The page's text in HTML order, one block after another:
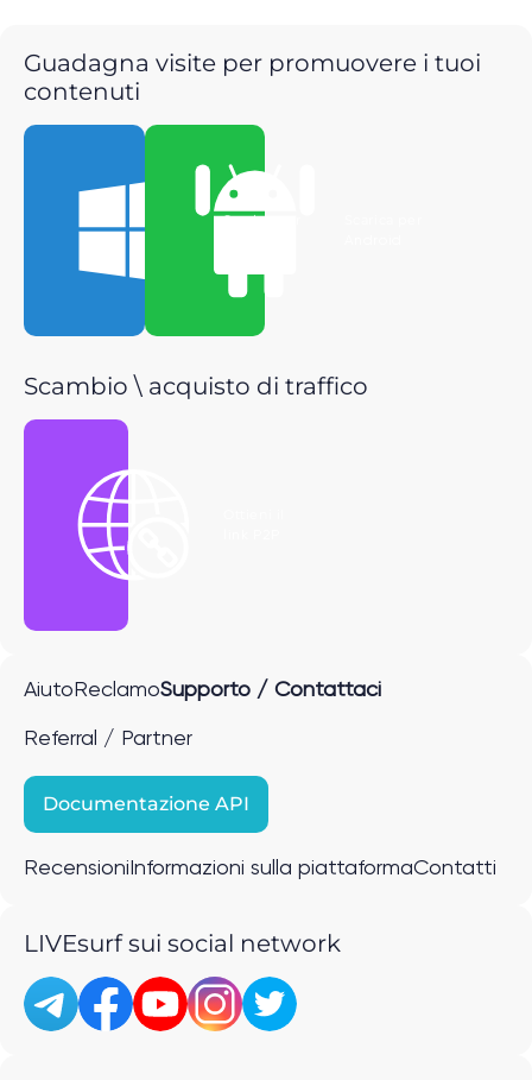
Guadagna visite per promuovere i tuoi
contenuti
Scarica per
Scambio \ acquisto di traffico
Aiuto ReclamoSupporto / Contattaci
Referral / Partner
Documentazione API
Recensioni Informazioni sulla piattaformaContatti
LIVEsurf sui social network